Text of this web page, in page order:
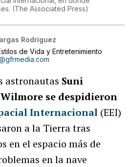
(The Associated Press)
Rodríguez
de Vida y Entretenimiento
astronautas Suni
se despidieron
Internacional (EEI)
a la Tierra tras
en el espacio más de
en la nave